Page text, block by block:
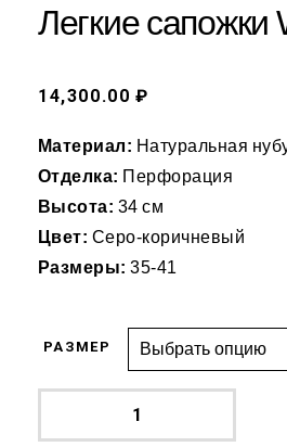
Легкие сапожки
14,300.00 ₽
Материал: Натуральная
Отделка: Перфорация
Высота: 34 см
Цвет: Серо-коричневый
Размеры:35-41
РАЗМЕР